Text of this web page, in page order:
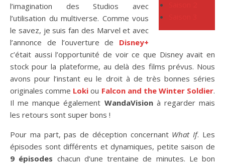
l’imagination des Studios avec
l’utilisation du multiverse. Comme vous
le savez, je suis fan des Marvel et avec
l’annonce de l’ouverture de Disney+
c’était aussi l’opportunité de voir ce que Disney avait en
stock pour la plateforme, au delà des films prévus. Nous
avons pour l’instant eu le droit à de très bonnes séries
originales comme Loki ou Falcon and the Winter Soldier.
Il me manque également WandaVisionà regarder mais
les retours sont super bons !
Pour ma part, pas de déception concernant What If. Les
épisodes sont différents et dynamiques, petite saison de
9 épisodes chacun d’une trentaine de minutes. Le bon